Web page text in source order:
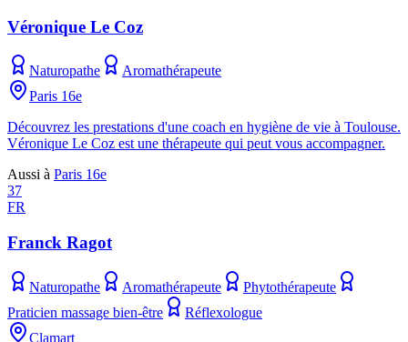
Véronique Le Coz
Naturopathe
Aromathérapeute
Paris 16e
Découvrez les prestations d'une coach en hygiène de vie à Toulouse.
Véronique Le Coz est une thérapeute qui peut vous accompagner.
Aussi à Paris 16e
37
FR
Franck Ragot
Naturopathe Aromathérapeute
Phytothérapeute
Praticien massage bien-être
Réflexologue
Clamart